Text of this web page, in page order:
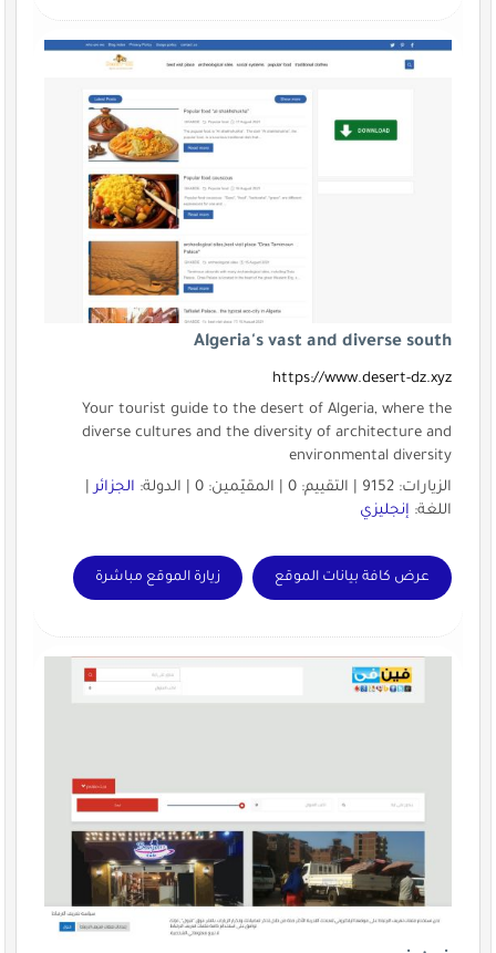
Algeria's vast and diverse south
https://www.desert-dz.xyz
Your tourist guide to the desert of Algeria, where the
diverse cultures and the diversity of architecture and
environmental diversity
الزيارات: 9152 | التقييم: 0 | المقيّمين: 0 | الدولة:
الجزائر|
اللغة: إنجليزي
عرض كافة بيانات الموقع زيارة الموقع مباشرة